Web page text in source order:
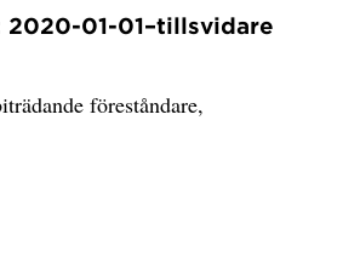
2020-01-01–tillsvidare
föreståndare,